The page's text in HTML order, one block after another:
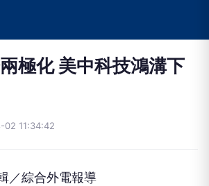
極化 美中科技鴻溝下
02 11:34:42
／綜合外電報導